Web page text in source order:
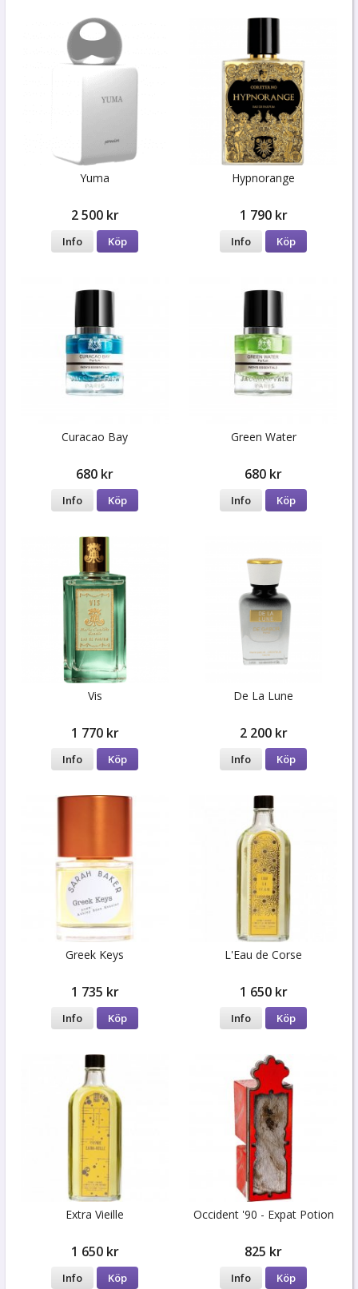
Yuma
2 500 kr
Info Köp
Hypnorange
1 790 kr
Info Köp
Curacao Bay
680 kr
Info Köp
Green Water
680 kr
Info Köp
Vis
1 770 kr
Info Köp
De La Lune
2 200 kr
Info Köp
Greek Keys
1 735 kr
Info Köp
L'Eau de Corse
1 650 kr
Info Köp
Extra Vieille
1 650 kr
Info Köp
Occident '90 - Expat Potion
825 kr
Info Köp